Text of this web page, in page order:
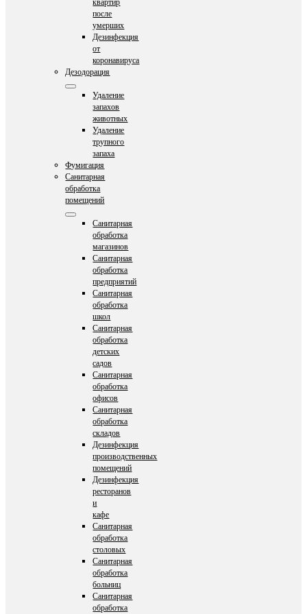
квартир
после
умерших
Дезинфекция
от
коронавируса
Дезодорация
Удаление
запахов
животных
Удаление
трупного
запаха
Фумигация
Санитарная
обработка
помещений
Санитарная
обработка
магазинов
Санитарная
обработка
предприятий
Санитарная
обработка
школ
Санитарная
обработка
детских
садов
Санитарная
обработка
офисов
Санитарная
обработка
складов
Дезинфекция
производственных
помещений
Дезинфекция
ресторанов
и
кафе
Санитарная
обработка
столовых
Санитарная
обработка
больниц
Санитарная
обработка